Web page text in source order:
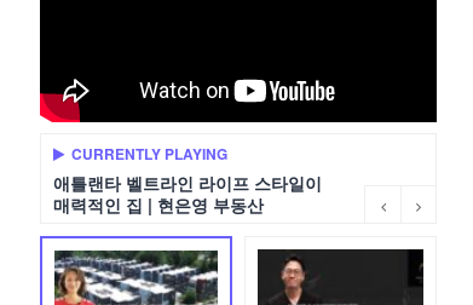
CURRENTLY PLAYING
애틀랜타 벨트라인 라이프 스타일이
매력적인 집 | 현은영 부동산